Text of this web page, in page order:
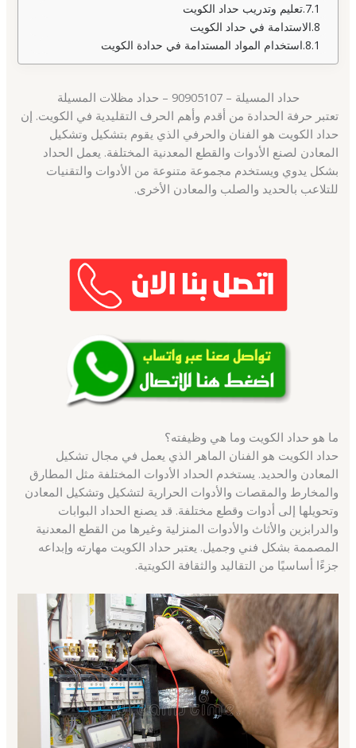
تعليم وتدريب حداد الكويت
الاستدامة في حداد الكويت
استخدام المواد المستدامة في حدادة الكويت
حداد المسيلة – 90905107 – حداد مظلات المسيلة
تعتبر حرفة الحدادة من أقدم وأهم الحرف التقليدية في الكويت. إن
حداد الكويت هو الفنان والحرفي الذي يقوم بتشكيل وتشكيل
المعادن لصنع الأدوات والقطع المعدنية المختلفة. يعمل الحداد
بشكل يدوي ويستخدم مجموعة متنوعة من الأدوات والتقنيات
للتلاعب بالحديد والصلب والمعادن الأخرى.
ما هو حداد الكويت وما هي وظيفته؟
حداد الكويت هو الفنان الماهر الذي يعمل في مجال تشكيل
المعادن والحديد. يستخدم الحداد الأدوات المختلفة مثل المطارق
والمخارط والمقصات والأدوات الحرارية لتشكيل وتشكيل المعادن
وتحويلها إلى أدوات وقطع مختلفة. قد يصنع الحداد البوابات
والدرابزين والأثاث والأدوات المنزلية وغيرها من القطع المعدنية
المصممة بشكل فني وجميل. يعتبر حداد الكويت مهارته وإبداعه
جزءًا أساسيًا من التقاليد والثقافة الكويتية.